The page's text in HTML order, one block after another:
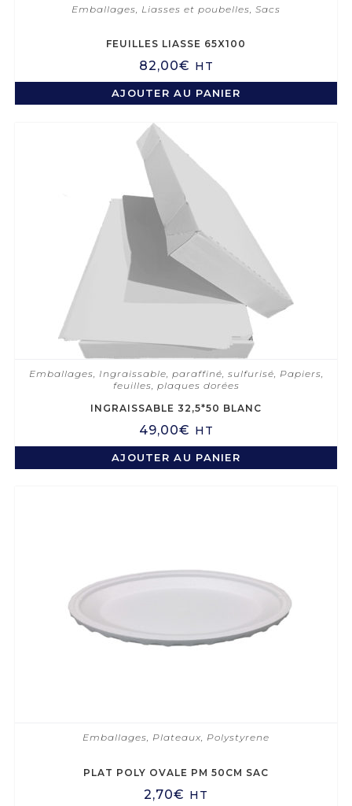
Emballages, Liasses et poubelles, Sacs
FEUILLES LIASSE 65X100
82,00€ HT
AJOUTER AU PANIER
Emballages Ingraissable, paraffiné, sulfurisé Papiers,
feuilles, plaques dorées
INGRAISSABLE 32,5*50 BLANC
49,00€ HT
AJOUTER AU PANIER
Emballages, Plateaux, Polystyrene
PLAT POLY OVALE PM 50CM SAC
2,70€ HT